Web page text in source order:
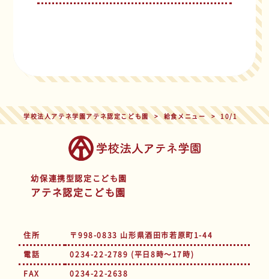
学校法人アテネ学園アテネ認定こども園 > 給食メニュー > 10/1
幼保連携型認定こども園
アテネ認定こども園
住所
〒998-0833 山形県酒田市若原町1-44
電話
0234-22-2789 (平日8時～17時)
FAX
0234-22-2638